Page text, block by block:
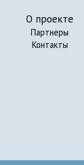
О проекте
Партнеры
Контакты